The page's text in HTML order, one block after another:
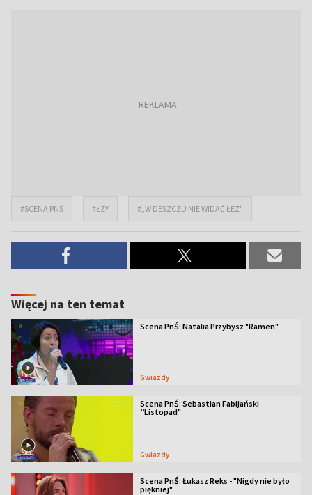
#SCENA PNŚ #ŁZY #„W DESZCZU NIE WIDAĆ ŁEZ"
Więcej na ten temat
Scena PnŚ: Natalia Przybysz "Ramen"
Gwiazdy
Scena PnŚ: Sebastian Fabijański
’’Listopad"
Gwiazdy
Scena PnŚ: Łukasz Reks - "Nigdy nie było
piękniej"